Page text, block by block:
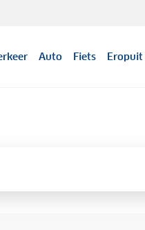
Auto Fiets Eropuit